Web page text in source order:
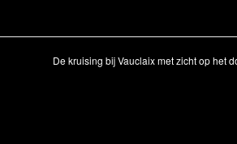
De kruising bij Vauclaix met zicht op het